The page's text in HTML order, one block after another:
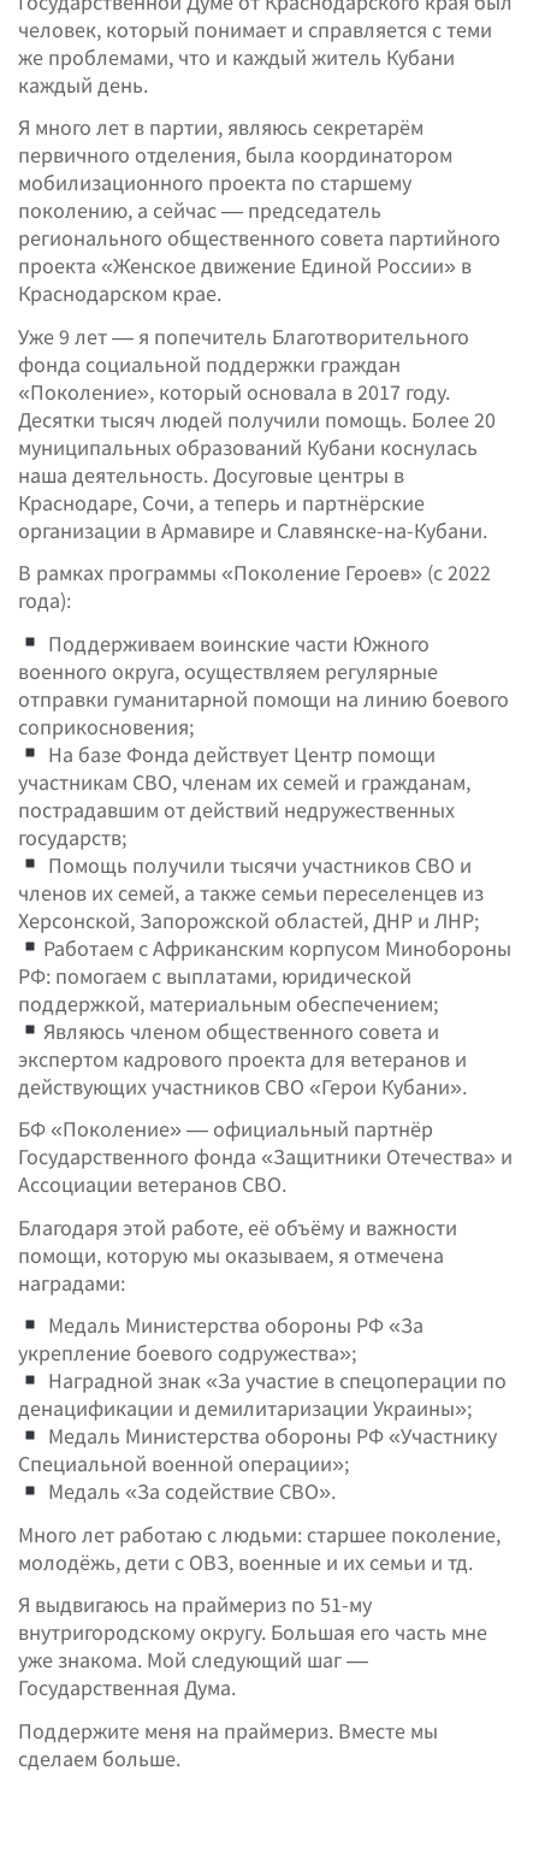
человек, который понимает и справляется с теми
же проблемами, что и каждый житель Кубани
каждый день.
Я много лет в партии, являюсь секретарём
первичного отделения, была координатором
мобилизационного проекта по старшему
поколению, а сейчас — председатель
регионального общественного совета партийного
проекта «Женское движение Единой России» в
Краснодарском крае.
Уже 9 лет — я попечитель Благотворительного
фонда социальной поддержки граждан
«Поколение», который основала в 2017 году.
Десятки тысяч людей получили помощь. Более 20
муниципальных образований Кубани коснулась
наша деятельность. Досуговые центры в
Краснодаре, Сочи, а теперь и партнёрские
организации в Армавире и Славянске-на-Кубани.
В рамках программы «Поколение Героев» (с 2022
года):
Поддерживаем воинские части Южного
военного округа, осуществляем регулярные
отправки гуманитарной помощи на линию боевого
соприкосновения;
На базе Фонда действует Центр помощи
участникам СВО, членам их семей и гражданам,
пострадавшим от действий недружественных
государств;
Помощь получили тысячи участников СВО и
членов их семей, а также семьи переселенцев из
Херсонской, Запорожской областей, ДНР и ЛНР;
Работаем с Африканским корпусом Минобороны
РФ: помогаем с выплатами, юридической
поддержкой, материальным обеспечением;
Являюсь членом общественного совета и
экспертом кадрового проекта для ветеранов и
действующих участников СВО «Герои Кубани».
БФ «Поколение» — официальный партнёр
Государственного фонда «Защитники Отечества» и
Ассоциации ветеранов СВО.
Благодаря этой работе, её объёму и важности
помощи, которую мы оказываем, я отмечена
наградами:
Медаль Министерства обороны РФ «За
укрепление боевого содружества»;
Наградной знак «За участие в спецоперации по
денацификации и демилитаризации Украины»;
Медаль Министерства обороны РФ «Участнику
Специальной военной операции»;
Медаль «За содействие СВО».
Много лет работаю с людьми: старшее поколение,
молодёжь, дети с ОВЗ, военные и их семьи и тд.
Я выдвигаюсь на праймериз по 51-му
внутригородскому округу. Большая его часть мне
уже знакома. Мой следующий шаг —
Государственная Дума.
Поддержите меня на праймериз. Вместе мы
сделаем больше.